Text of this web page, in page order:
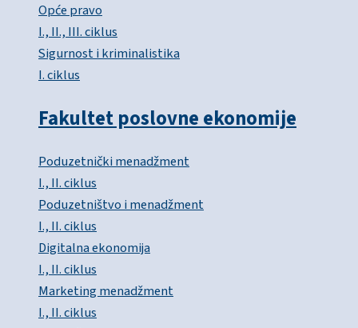
Opće pravo
I., II., III. ciklus
Sigurnost i kriminalistika
I. ciklus
Fakultet poslovne ekonomije
Poduzetnički menadžment
I., II. ciklus
Poduzetništvo i menadžment
I., II. ciklus
Digitalna ekonomija
I., II. ciklus
Marketing menadžment
I., II. ciklus